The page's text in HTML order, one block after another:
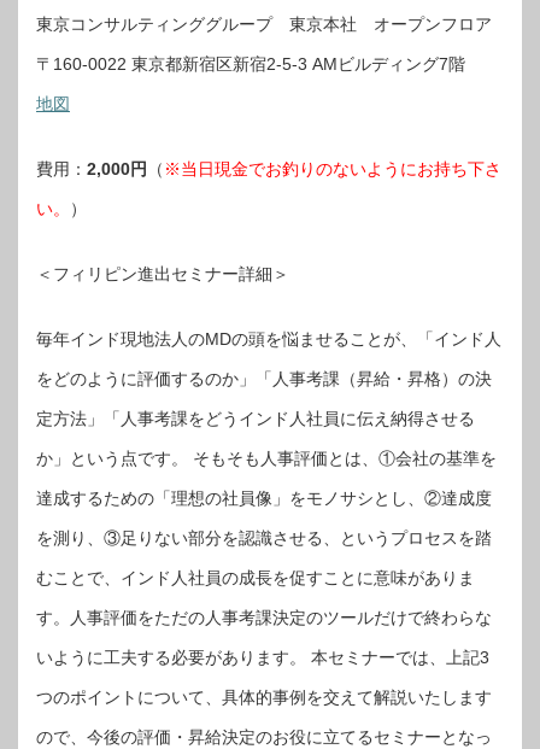
東京コンサルティンググループ 東京本社 オープンフロア
〒160-0022 東京都新宿区新宿2-5-3 AMビルディング7階
地図
費用： 2,000円 （ ※当日現金でお釣りのないようにお持ち下さ
い。 ）
＜フィリピン進出セミナー詳細＞
毎年インド現地法人のMDの頭を悩ませることが、「インド人
をどのように評価するのか」「人事考課（昇給・昇格）の決
定方法」「人事考課をどうインド人社員に伝え納得させる
か」という点です。 そもそも人事評価とは、①会社の基準を
達成するための「理想の社員像」をモノサシとし、②達成度
を測り、③足りない部分を認識させる、というプロセスを踏
むことで、インド人社員の成長を促すことに意味がありま
す。人事評価をただの人事考課決定のツールだけで終わらな
いように工夫する必要があります。 本セミナーでは、上記3
つのポイントについて、具体的事例を交えて解説いたします
ので、今後の評価・昇給決定のお役に立てるセミナーとなっ